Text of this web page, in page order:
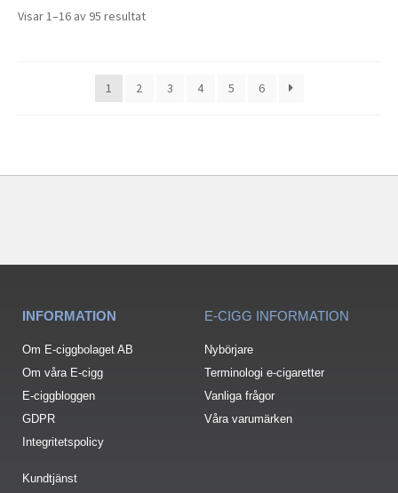
Visar 1–16 av 95 resultat
1 2 3 4 5 6
INFORMATION
Om E-ciggbolaget AB
Om våra E-cigg
E-ciggbloggen
GDPR
Integritetspolicy
Kundtjänst
E-CIGG INFORMATION
Nybörjare
Terminologi e-cigaretter
Vanliga frågor
Våra varumärken